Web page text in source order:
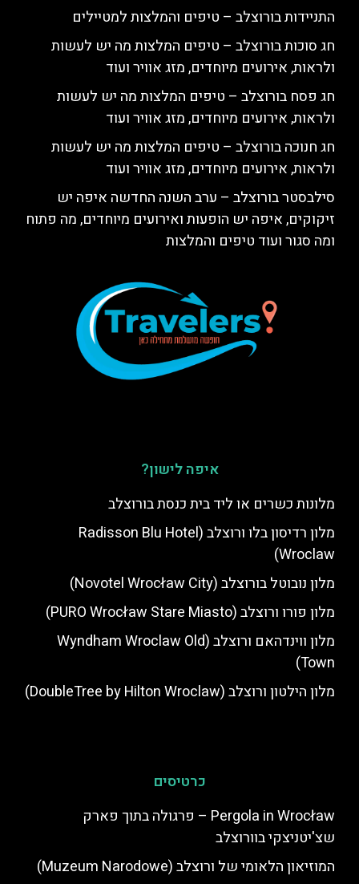
התניידות בורוצלב – טיפים והמלצות למטיילים
חג סוכות בורוצלב – טיפים המלצות מה יש לעשות
ולראות, אירועים מיוחדים, מזג אוויר ועוד
חג פסח בורוצלב – טיפים המלצות מה יש לעשות
ולראות, אירועים מיוחדים, מזג אוויר ועוד
חג חנוכה בורוצלב – טיפים המלצות מה יש לעשות
ולראות, אירועים מיוחדים, מזג אוויר ועוד
סילבסטר בורוצלב – ערב השנה החדשה איפה יש
זיקוקים, איפה יש הופעות ואירועים מיוחדים, מה פתוח
ומה סגור ועוד טיפים והמלצות
איפה לישון?
מלונות כשרים או ליד בית כנסת בורוצלב
מלון רדיסון בלו ורוצלב (Radisson Blu Hotel
Wroclaw)
מלון נובוטל בורוצלב (Novotel Wrocław City)
מלון פורו ורוצלב (PURO Wrocław Stare Miasto)
מלון ווינדהאם ורוצלב (Wyndham Wroclaw Old
Town)
מלון הילטון ורוצלב (DoubleTree by Hilton Wroclaw)
כרטיסים
Pergola in Wrocław – פרגולה בתוך פארק
שצ'יטניצקי בוורוצלב
המוזיאון הלאומי של ורוצלב (Muzeum Narodowe)